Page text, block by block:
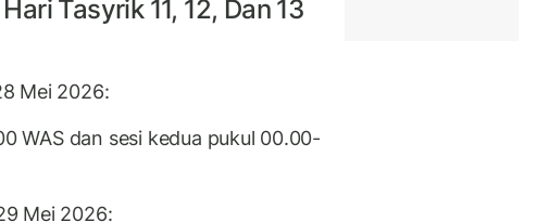
Tasyrik 11, 12, Dan 13
Mei 2026:
WAS dan sesi kedua pukul 00.00-
Mei 2026: